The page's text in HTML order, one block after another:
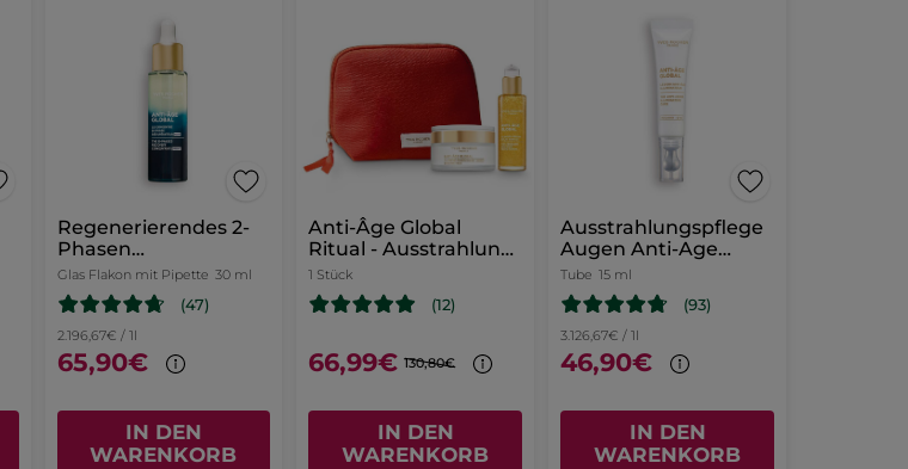
Regenerierendes 2-
Phasen
Nachtkonzentrat
Glas Flakon mit Pipette 30 ml
(47)
2.196,67€ / 1l
65,90€
IN DEN
WARENKORB
Anti-Âge Global
Ritual - Ausstrahlung
& Festigkeit
1 Stück
(12)
66,99€ 130,80€
IN DEN
WARENKORB
Ausstrahlungspflege
Augen Anti-Age
Global
Tube 15 ml
(93)
3.126,67€ / 1l
46,90€
IN DEN
WARENKORB